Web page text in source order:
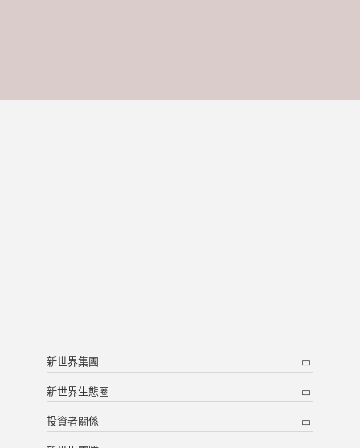
新世界集團
新世界生態圈
投資者關係